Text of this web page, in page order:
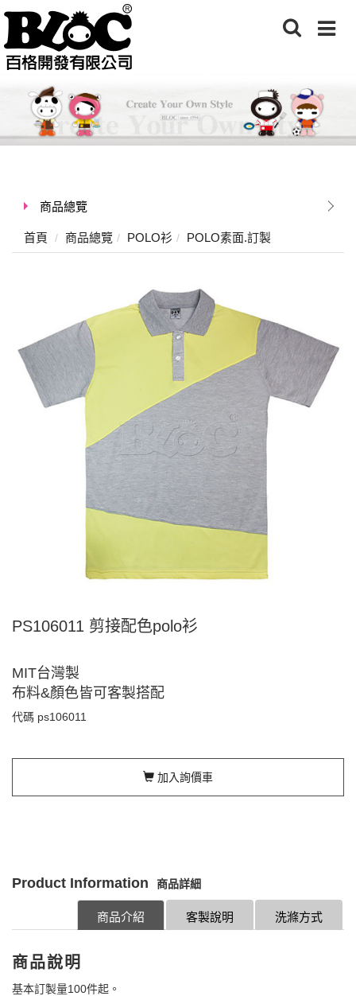
商品總覽
首頁 商品總覽 POLO衫 POLO素面.訂製
PS106011 剪接配色polo衫
MIT台灣製
布料&顏色皆可客製搭配
代碼 ps106011
加入詢價車
Product Information 商品詳細
洗滌方式
客製說明
商品介紹
商品說明
基本訂製量100件起。